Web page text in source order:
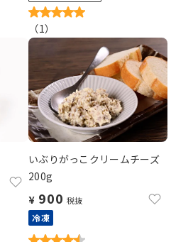
（1）
いぶりがっこクリームチーズ
200g
¥ 900 税抜
冷凍